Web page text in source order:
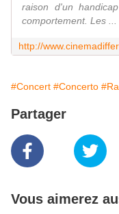
raison d'un
comportement. Les ...
#Concert #Concerto
Partager
Vous aimerez